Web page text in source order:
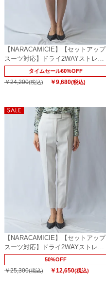
【NARACAMICIE】【セットアップ
スーツ対応】ドライ2WAYストレッ
チスカートタイムセール60%OFF
￥24,200(税込) ￥9,680(税込)
【NARACAMICIE】【セットアップ
スーツ対応】ドライ2WAYストレッ
チパンツ
50%OFF
￥25,300(税込) ￥12,650(税込)